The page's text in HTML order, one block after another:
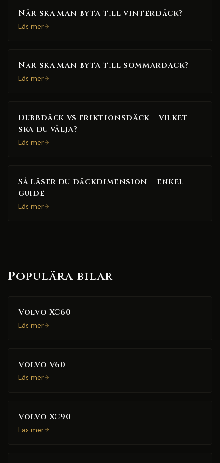
När ska man byta till vinterdäck?
Läs mer
När ska man byta till sommardäck?
Läs mer
Dubbdäck vs friktionsdäck – vilket
ska du välja?
Läs mer
Så läser du däckdimension – enkel
guide
Läs mer
Populära bilar
Volvo XC60
Läs mer
Volvo V60
Läs mer
Volvo XC90
Läs mer